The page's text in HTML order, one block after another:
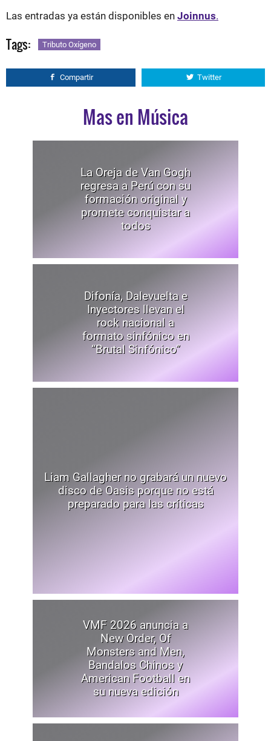
Las entradas ya están disponibles en Joinnus.
Tags: Tributo Oxígeno
Compartir Twitter
Mas en Música
La Oreja de Van Gogh
regresa a Perú con su
formación original y
promete conquistar a
todos
Difonía, Dalevuelta e
Inyectores llevan el
rock nacional a
formato sinfónico en
“Brutal Sinfónico”
Liam Gallagher no grabará un nuevo
disco de Oasis porque no está
preparado para las críticas
VMF 2026 anuncia a
New Order, Of
Monsters and Men,
Bandalos Chinos y
American Football en
su nueva edición